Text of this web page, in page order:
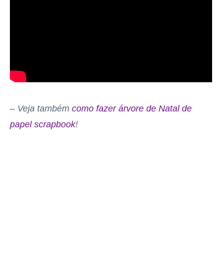
– Veja também como fazer árvore de Natal de
papel scrapbook!